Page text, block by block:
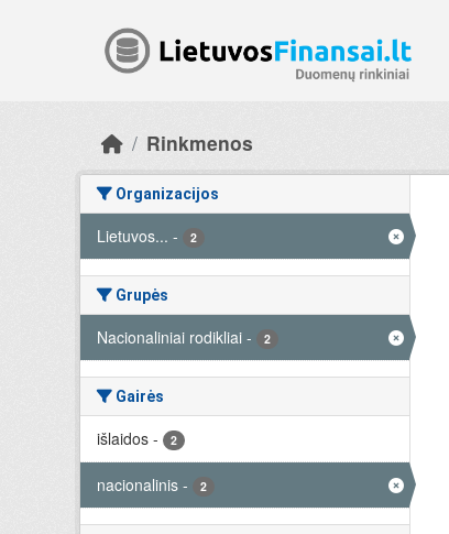
Rinkmenos
Organizacijos
Lietuvos... - 2
Grupės
Nacionaliniai rodikliai - 2
Gairės
išlaidos - 2
nacionalinis - 2